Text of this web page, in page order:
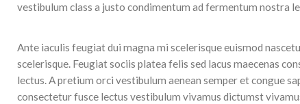
vestibulum class a justo condimentum ad fermentum nostra
Ante iaculis feugiat dui magna mi scelerisque euismod
scelerisque. Feugiat sociis platea felis sed lacus maecenas
lectus. A pretium orci vestibulum aenean semper et congue
consectetur fusce lectus vestibulum vivamus dictumst